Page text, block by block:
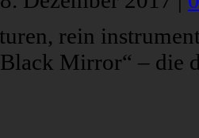
rein
Mirror“ –